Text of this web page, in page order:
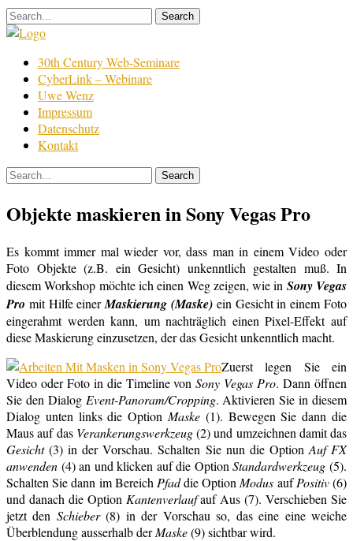
Skip
to
Film
Bearbeitung
30th Century Web-Seminare
CyberLink – Webinare
Uwe Wenz
Impressum
Datenschutz
Kontakt
Objekte maskieren in Sony Vegas Pro
Es kommt immer mal wieder vor, dass man in einem Video oder
Foto Objekte (z.B. ein Gesicht) unkenntlich gestalten muß. In
diesem Workshop möchte ich einen Weg zeigen, wie in Sony Vegas
Pro mit Hilfe einerMaskierung (Maske) ein Gesicht in einem Foto
eingerahmt werden kann, um nachträglich einen Pixel-Effekt auf
diese Maskierung einzusetzen, der das Gesicht unkenntlich macht.
Zuerst legen Sie ein
Video oder Foto in die Timeline vonSony Vegas Pro. Dann öffnen
Sie den Dialog Event-Panoram/Cropping. Aktivieren Sie in diesem
Dialog unten links die Option Maske (1). Bewegen Sie dann die
Maus auf das Verankerungswerkzeug(2) und umzeichnen damit das
Gesicht(3) in der Vorschau. Schalten Sie nun die Option Auf FX
anwenden (4) an und klicken auf die Option Standardwerkzeug (5).
Schalten Sie dann im Bereich Pfaddie Option Modus aufPositiv(6)
und danach die Option Kantenverlaufauf Aus (7). Verschieben Sie
jetzt den Schieber(8) in der Vorschau so, das eine eine weiche
Überblendung ausserhalb derMaske(9) sichtbar wird.